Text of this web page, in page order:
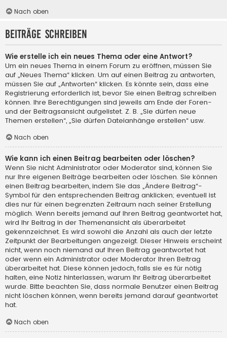
Nach oben
Beiträge schreiben
Wie erstelle ich ein neues Thema oder eine Antwort?
Um ein neues Thema in einem Forum zu eröffnen, müssen Sie
auf „Neues Thema“ klicken. Um auf einen Beitrag zu antworten,
müssen Sie auf „Antworten“ klicken. Es könnte sein, dass eine
Registrierung erforderlich ist, bevor Sie einen Beitrag schreiben
können. Ihre Berechtigungen sind jeweils am Ende der Foren-
und der Beitragsansicht aufgelistet. Z. B. „Sie dürfen neue
Themen erstellen“, „Sie dürfen Dateianhänge erstellen“ usw.
Nach oben
Wie kann ich einen Beitrag bearbeiten oder löschen?
Wenn Sie nicht Administrator oder Moderator sind, können Sie
nur Ihre eigenen Beiträge bearbeiten oder löschen. Sie können
einen Beitrag bearbeiten, indem Sie das „Ändere Beitrag“-
Symbol für den entsprechenden Beitrag anklicken; eventuell ist
dies nur für einen begrenzten Zeitraum nach seiner Erstellung
möglich. Wenn bereits jemand auf Ihren Beitrag geantwortet hat,
wird Ihr Beitrag in der Themenansicht als überarbeitet
gekennzeichnet. Es wird sowohl die Anzahl als auch der letzte
Zeitpunkt der Bearbeitungen angezeigt. Dieser Hinweis erscheint
nicht, wenn noch niemand auf Ihren Beitrag geantwortet hat
oder wenn ein Administrator oder Moderator Ihren Beitrag
überarbeitet hat. Diese können jedoch, falls sie es für nötig
halten, eine Notiz hinterlassen, warum Ihr Beitrag überarbeitet
wurde. Bitte beachten Sie, dass normale Benutzer einen Beitrag
nicht löschen können, wenn bereits jemand darauf geantwortet
hat.
Nach oben